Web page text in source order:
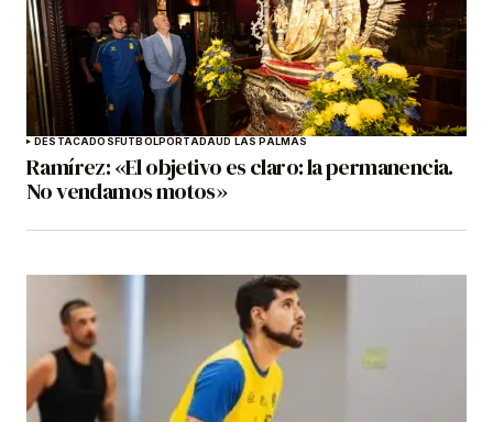
DESTACADOSFÚTBOLPORTADAUD LAS PALMAS
Ramírez: «El objetivo es claro: la permanencia.
No vendamos motos»